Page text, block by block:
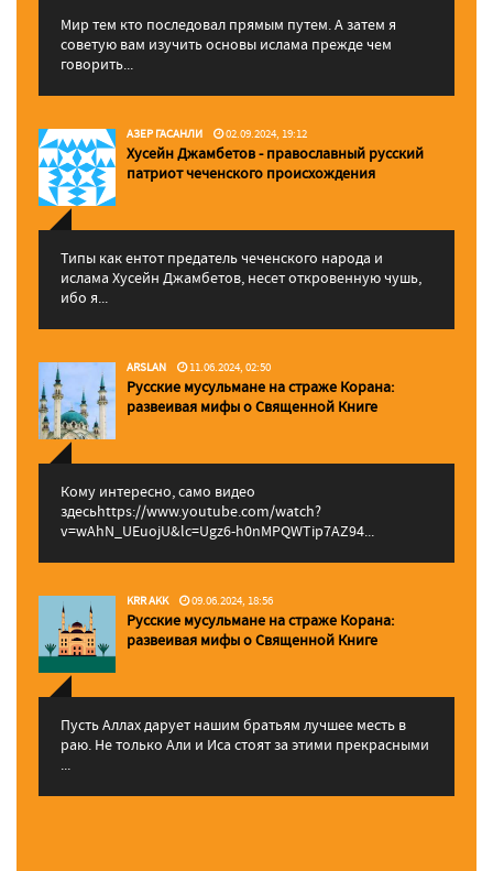
Мир тем кто последовал прямым путем. А затем я
советую вам изучить основы ислама прежде чем
говорить...
АЗЕР ГАСАНЛИ 02.09.2024, 19:12
Хусейн Джамбетов - православный русский
патриот чеченского происхождения
Типы как ентот предатель чеченского народа и
ислама Хусейн Джамбетов, несет откровенную чушь,
ибо я...
ARSLAN 11.06.2024, 02:50
Русские мусульмане на страже Корана:
pазвеивая мифы о Священной Книге
Кому интересно, само видео
здесьhttps://www.youtube.com/watch?
v=wAhN_UEuojU&lc=Ugz6-h0nMPQWTip7AZ94...
KRR AKK 09.06.2024, 18:56
Русские мусульмане на страже Корана:
pазвеивая мифы о Священной Книге
Пусть Аллах дарует нашим братьям лучшее месть в
раю. Не только Али и Иса стоят за этими прекрасными
...